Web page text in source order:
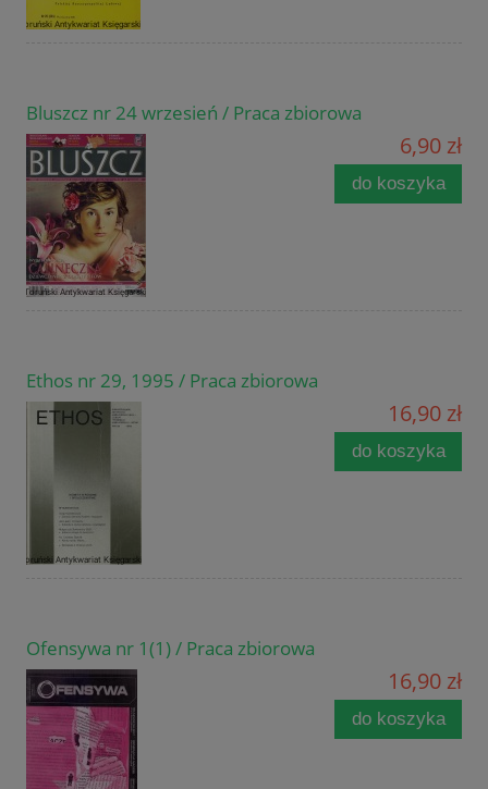
Bluszcz nr 24 wrzesień / Praca zbiorowa
6,90 zł
do koszyka
Ethos nr 29, 1995 / Praca zbiorowa
16,90 zł
do koszyka
Ofensywa nr 1(1) / Praca zbiorowa
16,90 zł
do koszyka